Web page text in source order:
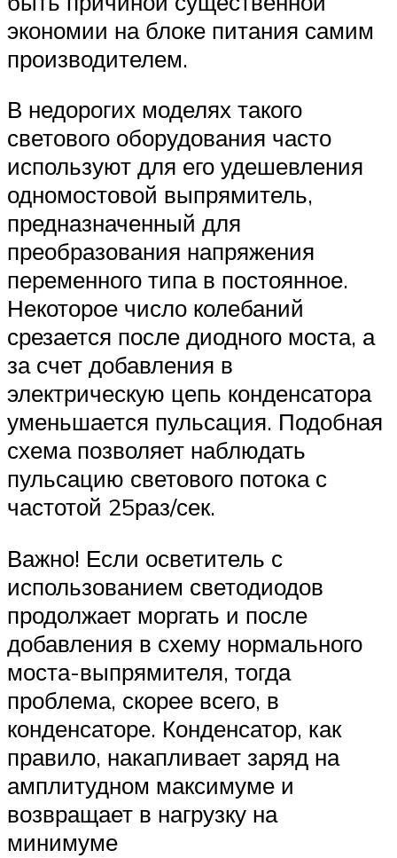
экономии на блоке питания самим
производителем.
В недорогих моделях такого
светового оборудования часто
используют для его удешевления
одномостовой выпрямитель,
предназначенный для
преобразования напряжения
переменного типа в постоянное.
Некоторое число колебаний
срезается после диодного моста, а
за счет добавления в
электрическую цепь конденсатора
уменьшается пульсация. Подобная
схема позволяет наблюдать
пульсацию светового потока с
частотой 25раз/сек.
Важно! Если осветитель с
использованием светодиодов
продолжает моргать и после
добавления в схему нормального
моста-выпрямителя, тогда
проблема, скорее всего, в
конденсаторе. Конденсатор, как
правило, накапливает заряд на
амплитудном максимуме и
возвращает в нагрузку на
минимуме